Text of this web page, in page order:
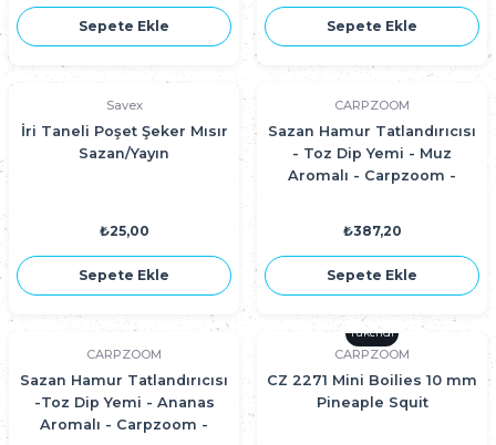
Sepete Ekle Sepete Ekle
Savex
İri Taneli Poşet Şeker Mısır
Sazan/Yayın
₺25,00
Sepete Ekle
CARPZOOM
Sazan Hamur Tatlandırıcısı
- Toz Dip Yemi - Muz
Aromalı - Carpzoom -
₺387,20
Sepete Ekle
CARPZOOM
Sazan Hamur Tatlandırıcısı
-Toz Dip Yemi - Ananas
Aromalı - Carpzoom -
Tükendi
CARPZOOM
CZ 2271 Mini Boilies 10 mm
Pineaple Squit